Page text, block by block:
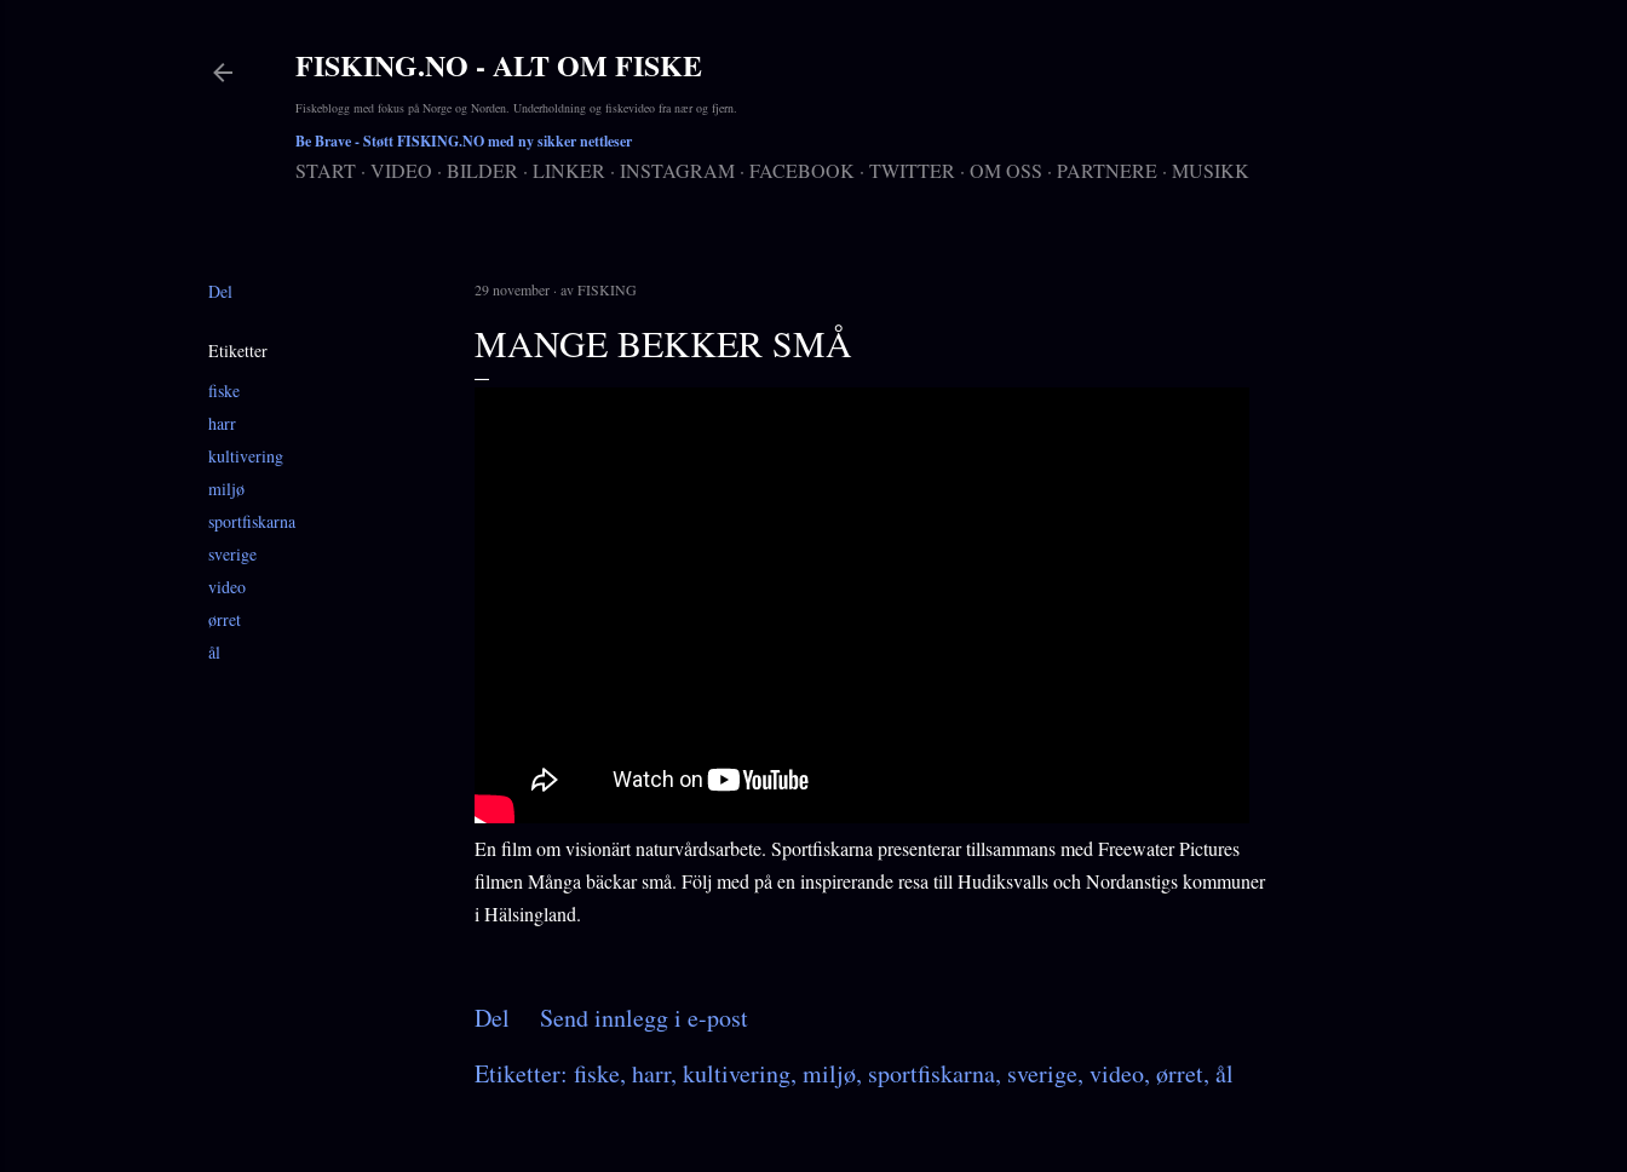
FISKING.NO - ALT OM FISKE
Fiskeblogg med fokus på Norge og Norden. Underholdning og fiskevideo fra nær og fjern.
Be Brave- Støtt FISKING.NO med ny sikker nettleser
START VIDEO BILDER LINKER INSTAGRAM FACEBOOK TWITTER OM OSS PARTNERE MUSIKK
Del
Etiketter
fiske
harr
kultivering
miljø
sportfiskarna
sverige
video
ørret
ål
29 november avFISKING
MANGE BEKKER SMÅ
En film om visionärt naturvårdsarbete. Sportfiskarna presenterar tillsammans med Freewater Pictures
filmen Många bäckar små. Följ med på en inspirerande resa till Hudiksvalls och Nordanstigs kommuner
i Hälsingland.
Del
Send innlegg i e-post
Etiketter: fiske harr kultivering miljø sportfiskarna sverige video ørret ål